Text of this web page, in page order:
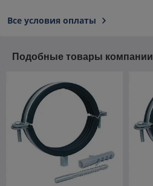
Все условия оплаты
Подобные товары компании